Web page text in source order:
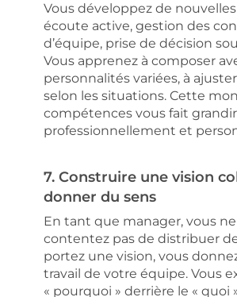
Vous développez de
écoute active, gestion des
d’équipe, prise de décision
Vous apprenez à composer
personnalités variées, à
selon les situations. Cette
compétences vous fait grandir
professionnellement et
7. Construire une vision
donner du sens
En tant que manager, vous
contentez pas de distribuer
portez une vision, vous
travail de votre équipe. Vous
« pourquoi » derrière le « quoi